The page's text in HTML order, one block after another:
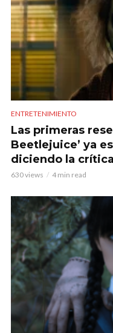
ENTRETENIMIENTO
Las primeras
Beetlejuice’ ya
diciendo la
630 views 4 min read